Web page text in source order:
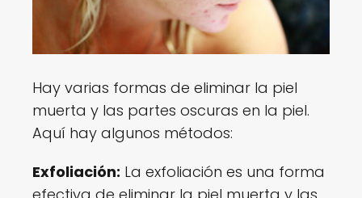
Hay varias formas de eliminar la piel
muerta y las partes oscuras en la piel.
Aquí hay algunos métodos:
Exfoliación: La exfoliación es una forma